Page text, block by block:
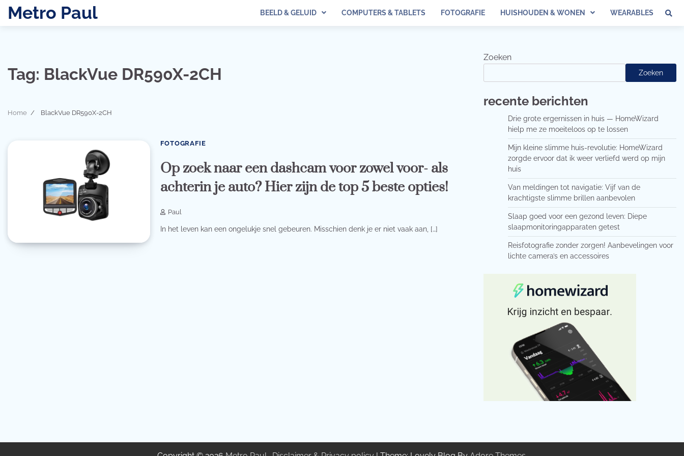
SkipMetro Paul BEELD & GELUID COMPUTERS & TABLETS FOTOGRAFIE HUISHOUDEN & WONEN WEARABLES
Tag: BlackVue DR590X-2CH
Home BlackVue DR590X-2CH
FOTOGRAFIE
Op zoek naar een dashcam voor zowel voor- als
achterin je auto? Hier zijn de top 5 beste opties!
Paul
In het leven kan een ongelukje snel gebeuren. Misschien denk je er niet vaak aan, […]
Zoeken
Zoeken
recente berichten
Drie grote ergernissen in huis — HomeWizard
hielp me ze moeiteloos op te lossen
Mijn kleine slimme huis-revolutie: HomeWizard
zorgde ervoor dat ik weer verliefd werd op mijn
huis
Van meldingen tot navigatie: Vijf van de
krachtigste slimme brillen aanbevolen
Slaap goed voor een gezond leven: Diepe
slaapmonitoringapparaten getest
Reisfotografie zonder zorgen! Aanbevelingen voor
lichte camera’s en accessoires